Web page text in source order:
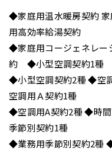
◆家庭用温水暖房契約
用高効率給湯契約
◆家庭用コージェネレー
約 ◆小型空調契約1種
◆小型空調契約2種 ◆空
空調用Ａ契約1種
◆空調用A契約2種 ◆時
季節別契約1種
◆業務用季節別契約2種